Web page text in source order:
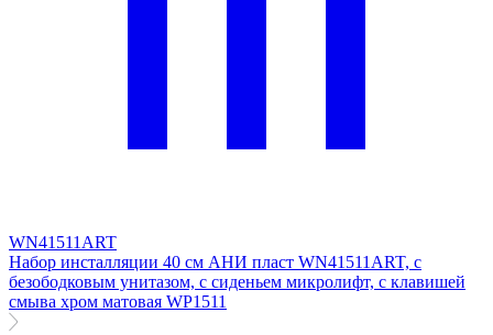
WN41511ART
Набор инсталляции 40 см АНИ пласт WN41511ART, с
безободковым унитазом, с сиденьем микролифт, с клавишей
смыва хром матовая WP1511